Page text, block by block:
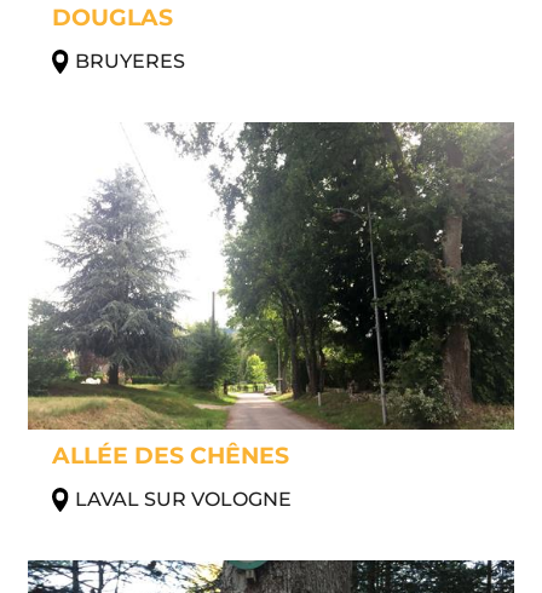
DOUGLAS
BRUYERES
ALLÉE DES CHÊNES
LAVAL SUR VOLOGNE